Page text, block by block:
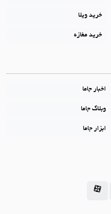
خرید ویلا
خرید مغازه
اخبار جاما
وبلاگ جاما
ابزار جاما
در لینکداین
جاما در تلگرام
سامانه جاما در آپارات